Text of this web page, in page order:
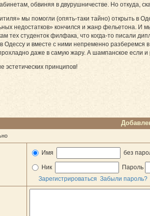
обвиняя в двурушничестве. Но откуда,
мы помогли (опять-таки тайно) открыть в
недостатков» кончился и жанр фельетона. И
тех студенток филфака, что когда-то писали
и вместе с ними непременно разберемся
даже в самую жару. А шампанское если и
эстетических принципов!
Имя без
Ник Пароль
Зарегистрироваться Забыли пароль?